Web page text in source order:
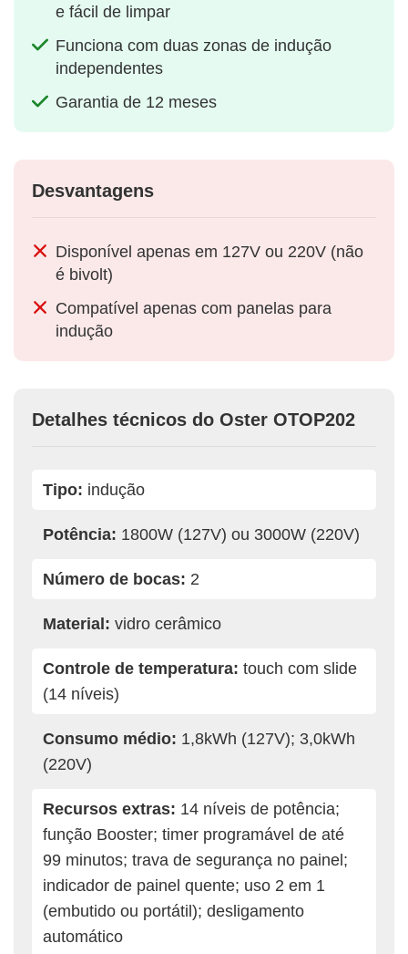
e fácil de limpar
Funciona com duas zonas de indução
independentes
Garantia de 12 meses
Desvantagens
Disponível apenas em 127V ou 220V (não
é bivolt)
Compatível apenas com panelas para
indução
Detalhes técnicos do Oster OTOP202
Tipo: indução
Potência: 1800W (127V) ou 3000W (220V)
Número de bocas: 2
Material: vidro cerâmico
Controle de temperatura: touch com slide
(14 níveis)
Consumo médio: 1,8kWh (127V); 3,0kWh
(220V)
Recursos extras: 14 níveis de potência;
função Booster; timer programável de até
99 minutos; trava de segurança no painel;
indicador de painel quente; uso 2 em 1
(embutido ou portátil); desligamento
automático